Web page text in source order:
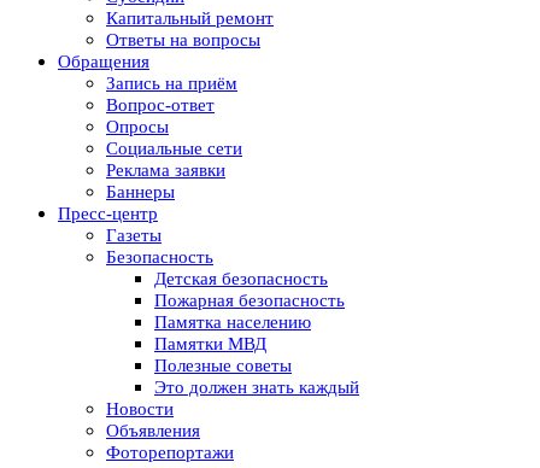
Капитальный ремонт
Ответы на вопросы
Обращения
Запись на приём
Вопрос-ответ
Опросы
Социальные сети
Реклама заявки
Баннеры
Пресс-центр
Газеты
Безопасность
Детская безопасность
Пожарная безопасность
Памятка населению
Памятки МВД
Полезные советы
Это должен знать каждый
Новости
Объявления
Фоторепортажи